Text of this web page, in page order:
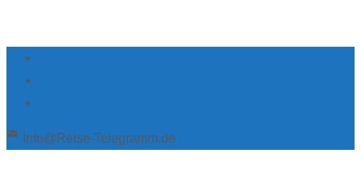
Info@Reise-Telegramm.de